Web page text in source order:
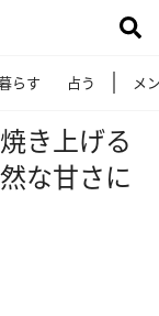
らす 占う メ
き上げる
な甘さに